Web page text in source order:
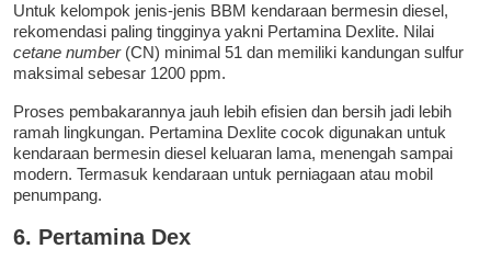
Untuk kelompok jenis-jenis BBM kendaraan bermesin diesel,
rekomendasi paling tingginya yakni Pertamina Dexlite. Nilai
cetane number(CN) minimal 51 dan memiliki kandungan sulfur
maksimal sebesar 1200 ppm.
Proses pembakarannya jauh lebih efisien dan bersih jadi lebih
ramah lingkungan. Pertamina Dexlite cocok digunakan untuk
kendaraan bermesin diesel keluaran lama, menengah sampai
modern. Termasuk kendaraan untuk perniagaan atau mobil
penumpang.
6. Pertamina Dex